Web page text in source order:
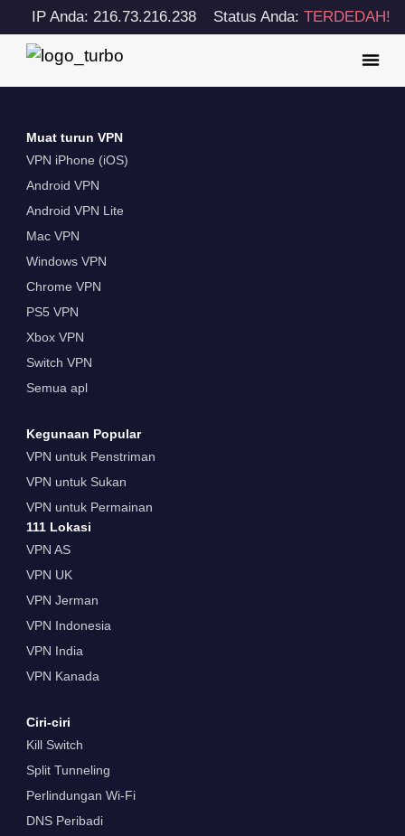
IP Anda: 216.73.216.238 Status Anda:TERDEDAH!
Muat turun VPN
VPN iPhone (iOS)
Android VPN
Android VPN Lite
Mac VPN
Windows VPN
Chrome VPN
PS5 VPN
Xbox VPN
Switch VPN
Semua apl
Kegunaan Popular
VPN untuk Penstriman
VPN untuk Sukan
VPN untuk Permainan
111 Lokasi
VPN AS
VPN UK
VPN Jerman
VPN Indonesia
VPN India
VPN Kanada
Ciri-ciri
Kill Switch
Split Tunneling
Perlindungan Wi-Fi
DNS Peribadi